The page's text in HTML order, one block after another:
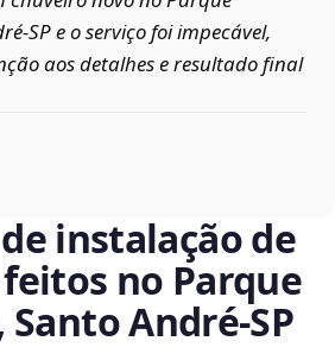
e o serviço foi impecável,
aos detalhes e resultado final
instalação de
no Parque
André‑SP